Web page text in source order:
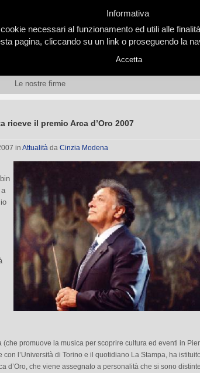
Le nostre firme
riceve il premio Arca d’Oro 2007
in Attualità da Cinzia Modena
(che promuove la musica per scoprire cultura ed eventi in
con l’Università di Torino e il quotidiano La Stampa, ha
d’Oro, che viene assegnato a personalità che si sono
Informativa
necessari al funzionamento ed utili alle
pagina, cliccando su un link o proseguendo la
Accetta